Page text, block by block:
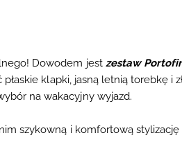
Dowodem jest zestaw
płaskie klapki, jasną letnią torebkę i
na wakacyjny wyjazd.
szykowną i komfortową